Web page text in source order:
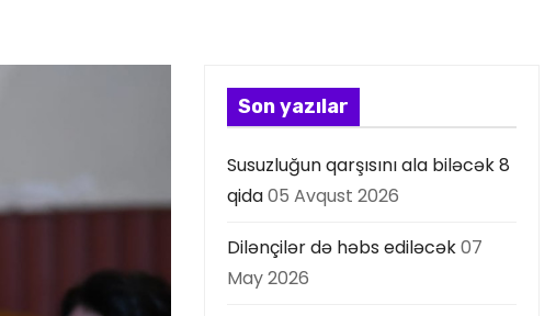
Son yazılar
Susuzluğun qarşısını ala biləcək 8
qida05 Avqust 2026
Dilənçilər də həbs ediləcək07
May 2026